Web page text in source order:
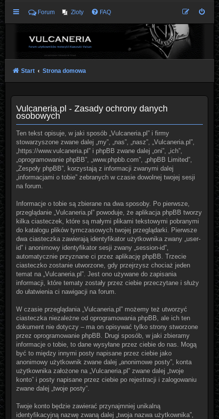
Forum Zloty FAQ
Start Strona domowa
Vulcaneria.pl - Zasady ochrony danych
osobowych
Ten tekst opisuje, w jaki sposób „Vulcaneria.pl” i firmy
stowarzyszone zwane dalej „my”, „nas”, „nasz”, „Vulcaneria.pl”,
„https://www.vulcaneria.pl” i phpBB zwane dalej „oni”, „ich”,
„oprogramowanie phpBB”, „www.phpbb.com”, „phpBB Limited”,
„Zespoły phpBB”, korzystają z informacji zwanymi dalej
„informacjami o tobie” zebranych w czasie dowolnej twojej sesji
na forum.
Informacje o tobie są zbierane na dwa sposoby. Po pierwsze,
przeglądanie „Vulcaneria.pl” powoduje, że aplikacja phpBB tworzy
kilka ciasteczek, które są małymi plikami tekstowymi pobranymi
do katalogu plików tymczasowych twojej przeglądarki. Pierwsze
dwa ciasteczka zawierają identyfikator użytkownika zwany „user-
id” i anonimowy identyfikator sesji zwany „session-id”,
automatycznie przyznane ci przez aplikację phpBB. Trzecie
ciasteczko zostanie utworzone, gdy przejrzysz chociaż jeden
temat na „Vulcaneria.pl”. Jest ono używane do zapisania
informacji, które tematy zostały przez ciebie przeczytane i służy
do ułatwienia ci nawigacji na forum.
W czasie przeglądania „Vulcaneria.pl” możemy też utworzyć
ciasteczka niezależne od oprogramowania phpBB, ale ich ten
dokument nie dotyczy – ma on opisywać tylko strony stworzone
przez oprogramowanie phpBB. Drugi sposób, w jaki zbieramy
informacje o tobie, to dane wysyłane przez ciebie do nas. Mogą
być to między innymi posty napisane przez ciebie jako
anonimowy użytkownik zwane dalej „anonimowe posty”, konta
użytkownika założone na „Vulcaneria.pl” zwane dalej „twoje
konto” i posty napisane przez ciebie po rejestracji i zalogowaniu
zwane dalej „twoje posty”.
Twoje konto będzie zawierać przynajmniej unikalną
identyfikacyjną nazwę zwaną dalej „twoja nazwa użytkownika”,